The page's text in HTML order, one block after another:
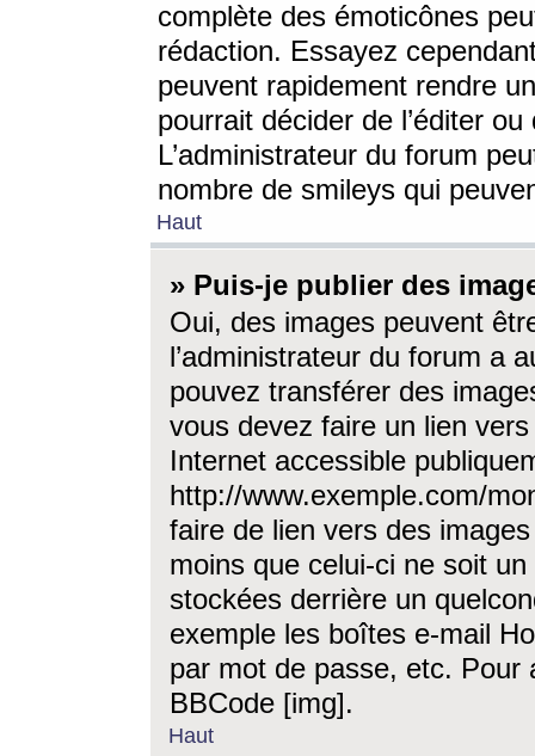
complète des émoticônes
rédaction. Essayez
peuvent rapidement rendre
pourrait décider de l’éditer
L’administrateur du forum
nombre de smileys qui
Haut
» Puis-je publier des
Oui, des images peuvent
l’administrateur du forum a
pouvez transférer des
vous devez faire un lien
Internet accessible
http://www.exemple.com/
faire de lien vers des
moins que celui-ci ne soit
stockées derrière un
exemple les boîtes e-mail
par mot de passe, etc. Pour
BBCode [img].
Haut